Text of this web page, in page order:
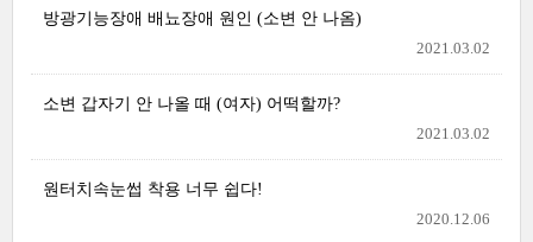
방광기능장애 배뇨장애 원인 (소변 안 나옴)
2021.03.02
소변 갑자기 안 나올 때 (여자) 어떡할까?
2021.03.02
원터치속눈썹 착용 너무 쉽다!
2020.12.06